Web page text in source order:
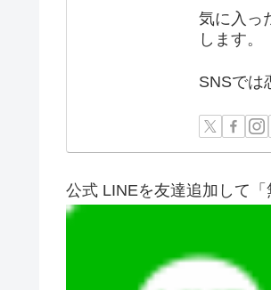
気に入っ
します。
SNSでは
公式 LINEを友達追加して「